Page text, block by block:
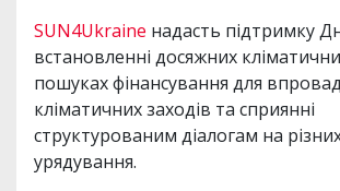
SUN4Ukraine надасть підтримку
встановленні досяжних
пошуках фінансування для
кліматичних заходів та сприянні
структурованим діалогам на
урядування.